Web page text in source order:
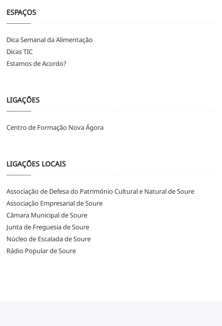
ESPAÇOS
Dica Semanal da Alimentação
Dicas TIC
Estamos de Acordo?
LIGAÇÕES
Centro de Formação Nova Ágora
LIGAÇÕES LOCAIS
Associação de Defesa do Património Cultural e Natural de Soure
Associação Empresarial de Soure
Câmara Municipal de Soure
Junta de Freguesia de Soure
Núcleo de Escalada de Soure
Rádio Popular de Soure